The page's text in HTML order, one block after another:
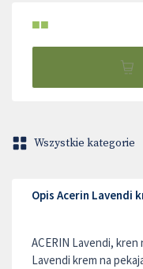
■■
Wszystkie kategorie
Opis Acerin Lavendi
ACERIN Lavendi,
Lavendi krem na